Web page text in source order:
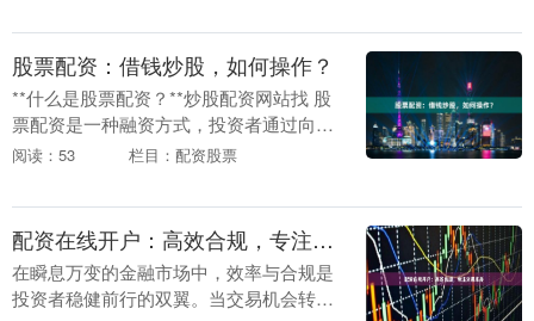
说，股票配资是一个....
股票配资：借钱炒股，如何操作？
**什么是股票配资？**炒股配资网站找 股
票配资是一种融资方式，投资者通过向配
资公司借款，放大自己的资金规模，从而
1:1....
阅读：53 栏目：配资股票
配资在线开户：高效合规，专注交易本身
在瞬息万变的金融市场中，效率与合规是
投资者稳健前行的双翼。当交易机会转瞬